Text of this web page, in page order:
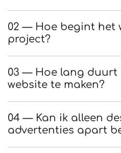
02 — Hoe begint het
project?
03 — Hoe lang duurt
website te maken?
04 — Kan ik alleen
advertenties apart